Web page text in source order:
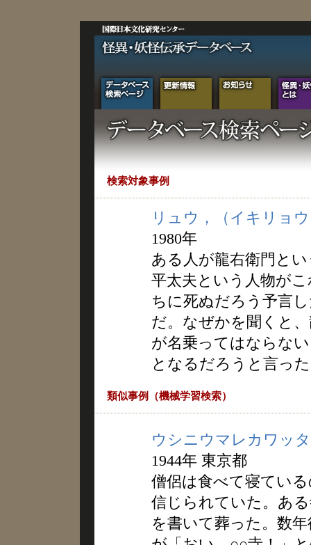
検索対象事例
リュウ，（イキリョ
1980年
ある人が龍右衛門と
平太夫という人物が
ちに死ぬだろう予言
だ。なぜかを聞くと
が名乗ってはならな
となるだろうと言っ
類似事例（機械学習検索）
ウシニウマレカワッ
1944年 東京都
僧侶は食べて寝てい
信じられていた。あ
を書いて葬った。数